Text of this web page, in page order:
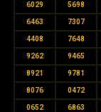
6029 5698
6463 7307
4408 7648
9262 9465
8921 9781
8076 0472
0652 6863